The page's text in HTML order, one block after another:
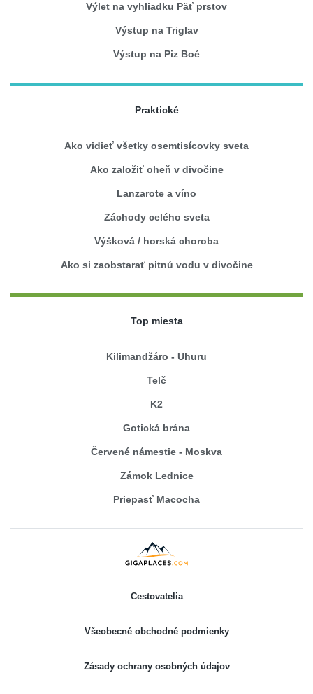
Výlet na vyhliadku Päť prstov
Výstup na Triglav
Výstup na Piz Boé
Praktické
Ako vidieť všetky osemtisícovky sveta
Ako založiť oheň v divočine
Lanzarote a víno
Záchody celého sveta
Výšková / horská choroba
Ako si zaobstarať pitnú vodu v divočine
Top miesta
Kilimandžáro - Uhuru
Telč
K2
Gotická brána
Červené námestie - Moskva
Zámok Lednice
Priepasť Macocha
Cestovatelia
Všeobecné obchodné podmienky
Zásady ochrany osobných údajov